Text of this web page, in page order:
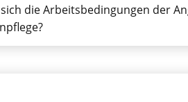
die Arbeitsbedingungen der